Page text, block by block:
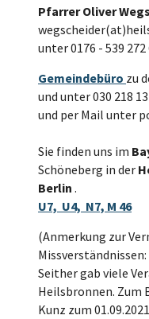
Pfarrer Oliver
unter 0176 - 539 272
Gemeindebüro zu
und unter 030 218
und per Mail unter
Sie finden uns im
Schöneberg in der
Berlin .
U7, U4, N7, M 46
(Anmerkung zur
Missverständnissen:
Seither gab viele
Heilsbronnen. Zum
Kunz zum